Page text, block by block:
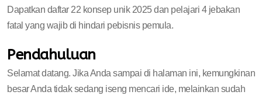
Dapatkan daftar 22 konsep unik 2025 dan pelajari 4 jebakan
fatal yang wajib di hindari pebisnis pemula.
Pendahuluan
Selamat datang. Jika Anda sampai di halaman ini, kemungkinan
besar Anda tidak sedang iseng mencari ide, melainkan sudah